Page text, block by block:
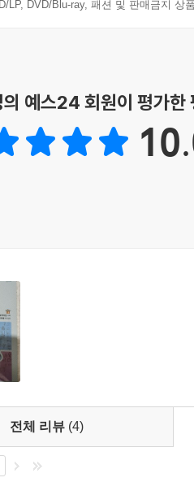
LP, DVD/Blu-ray, 패션 및 판매금지 상
의 예스24 회원이 평가한
전체 리뷰 (4)